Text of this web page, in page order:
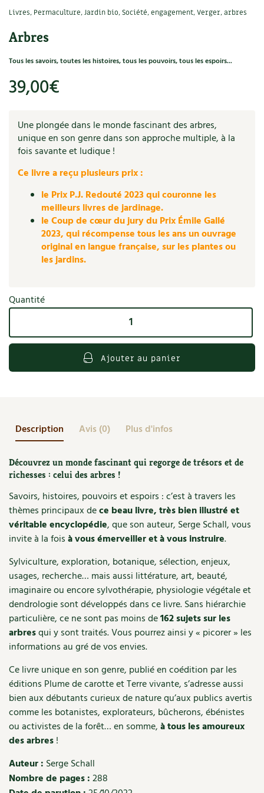
Ornement
Biodiversité
Autonomie, bricolage
Santé, bien-être
Médecine douce
Cosmétique bio, soins
Maison écologique
Enfants
DIY, autonomie
Société, engagement
Cures, régimes
Dessert, Boulangerie
Agenda, calendrier
Feuilleter le catalogue
Hors-séries
Archives
Soutenez Les 4 Saisons
Médicinales
Originales
Outils de jardin
Accessoires de jardin
Jeux
Nos productions
Agenda, calendrier
Livres
Cartes cadeau
Programme 2026 du Centre Terre vivante
Avec les enfants
Séminaires, entreprises, associations, collectivités…
Les espaces de formation
Infos pratiques
Horaires, tarifs, restauration
Séjourner en Trièves
Calendrier des travaux du jardin
Verger
Permaculture et syntropie
Jardiner en ville
Ornement et aménagement du jardin
Outils et ustensiles du jardin
Ravageurs et maladies au jardin
Alimentation et nutrition
Recettes de printemps
Recettes sans gluten
Habitat écologique
Conception et gros oeuvre
Matériaux écologiques
Gestion de l’eau
Entretien de la maison
Décoration et petit bricolage
Santé et bien-être
Table ronde jardinière
Nouvelles sur le jardin et l’écologie
Prenez-en de la graine !
Forums
Habitat écologique
Société et alternatives
Les 4 saisons& vous
Questions à la rédaction
Entre abonné·es
Expés
Trocs & petites annonces
Appels à témoignage
Liste des pépiniéristes
Mieux consommer
Livres, Permaculture, Jardin bio,Société, engagement,Verger, arbres
Arbres
Tous les savoirs, toutes les histoires, tous les pouvoirs, tous les espoirs...
39,00€
Une plongée dans le monde fascinant des arbres,
unique en son genre dans son approche multiple, à la
fois savante et ludique !
Ce livre a reçu plusieurs prix :
le Prix P.J. Redouté 2023 qui couronne les
meilleurs livres de jardinage.
le Coup de cœur du jury du Prix Émile Gallé
2023, qui récompense tous les ans un ouvrage
original en langue française, sur les plantes ou
les jardins.
Quantité
quantité
Arbres
Ajouter au panier
Description Avis (0) Plus d'infos
Découvrez un monde fascinant qui regorge de trésors et de
richesses : celui des arbres !
Savoirs, histoires, pouvoirs et espoirs : c’est à travers les
thèmes principaux dece beau livre, très bien illustré et
véritable encyclopédie, que son auteur, Serge Schall, vous
invite à la foisà vous émerveiller et à vous instruire.
Sylviculture, exploration, botanique, sélection, enjeux,
usages, recherche… mais aussi littérature, art, beauté,
imaginaire ou encore sylvothérapie, physiologie végétale et
dendrologie sont développés dans ce livre. Sans hiérarchie
particulière, ce ne sont pas moins de162 sujets sur les
arbresqui y sont traités. Vous pourrez ainsi y « picorer » les
informations au gré de vos envies.
Ce livre unique en son genre, publié en coédition par les
éditions Plume de carotte et Terre vivante, s’adresse aussi
bien aux débutants curieux de nature qu’aux publics avertis
comme les botanistes, explorateurs, bûcherons, ébénistes
ou activistes de la forêt… en somme,à tous les amoureux
des arbres!
Auteur : Serge Schall
Nombre de pages :288